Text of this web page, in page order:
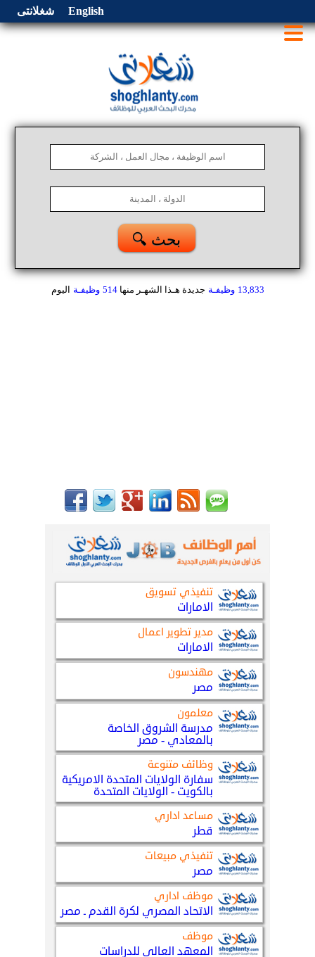
شغلانتى English
🔍 بحث
13,833 وظيفـة جديدة هـذا الشهـر منها514 وظيفـة اليوم